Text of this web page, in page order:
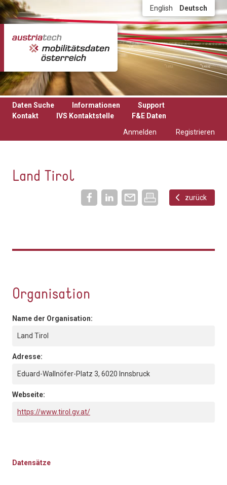
Direkt zum Inhalt English Deutsch
Daten Suche Informationen
Support
Kontakt
IVS Kontaktstelle
F&E Daten
Anmelden
Registrieren
Land Tirol
zurück
Organisation
Name der Organisation:
Land Tirol
Adresse:
Eduard-Wallnöfer-Platz 3, 6020 Innsbruck
Webseite:
https://www.tirol.gv.at/
Datensätze